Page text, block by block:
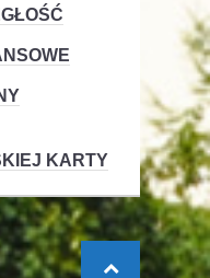
KARTY